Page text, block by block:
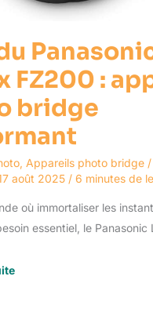
FZ200 :
bridge
, Appareils photo bridge/
août 2025 / 6 minutes de
où immortaliser les
essentiel, le Panasonic